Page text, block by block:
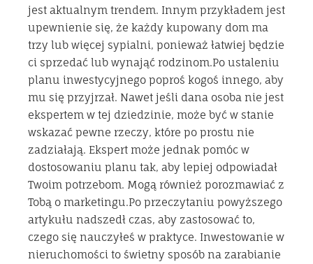
jest aktualnym trendem. Innym przykładem jest
upewnienie się, że każdy kupowany dom ma
trzy lub więcej sypialni, ponieważ łatwiej będzie
ci sprzedać lub wynająć rodzinom.Po ustaleniu
planu inwestycyjnego poproś kogoś innego, aby
mu się przyjrzał. Nawet jeśli dana osoba nie jest
ekspertem w tej dziedzinie, może być w stanie
wskazać pewne rzeczy, które po prostu nie
zadziałają. Ekspert może jednak pomóc w
dostosowaniu planu tak, aby lepiej odpowiadał
Twoim potrzebom. Mogą również porozmawiać z
Tobą o marketingu.Po przeczytaniu powyższego
artykułu nadszedł czas, aby zastosować to,
czego się nauczyłeś w praktyce. Inwestowanie w
nieruchomości to świetny sposób na zarabianie